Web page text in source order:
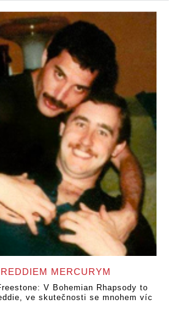
MERCURYM
V Bohemian Rhapsody to
ve skutečnosti se mnohem víc